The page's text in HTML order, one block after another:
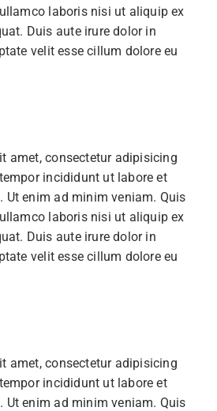
laboris nisi ut aliquip ex
Duis aute irure dolor in
velit esse cillum dolore eu
amet, consectetur adipisicing
incididunt ut labore et
Ut enim ad minim veniam. Quis
laboris nisi ut aliquip ex
Duis aute irure dolor in
velit esse cillum dolore eu
amet, consectetur adipisicing
incididunt ut labore et
Ut enim ad minim veniam. Quis